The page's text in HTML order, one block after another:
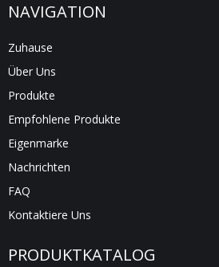
NAVIGATION
Zuhause
Über Uns
Produkte
Empfohlene Produkte
Eigenmarke
Nachrichten
FAQ
Kontaktiere Uns
PRODUKTKATALOG